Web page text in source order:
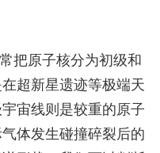
把原子核分为初级和
超新星遗迹等极端天
宙线则是较重的原子
体发生碰撞碎裂后的